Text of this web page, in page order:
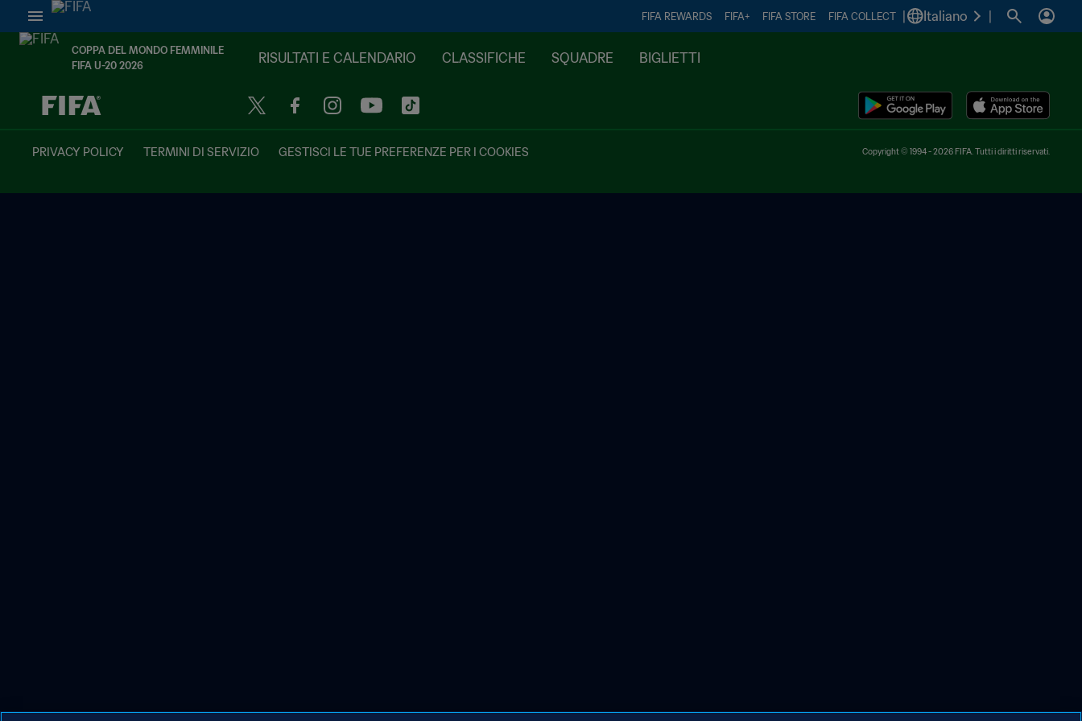
FIFA REWARDS FIFA+ FIFA STORE FIFA COLLECT Italiano
COPPA DEL MONDO FEMMINILE
FIFA U-20 2026
RISULTATI E CALENDARIO CLASSIFICHE SQUADRE BIGLIETTI
TBD contro TBD
PRIVACY POLICY TERMINI DI SERVIZIO GESTISCI LE TUE PREFERENZE PER I COOKIES Copyright © 1994 - 2026 FIFA. Tutti i diritti riservati.